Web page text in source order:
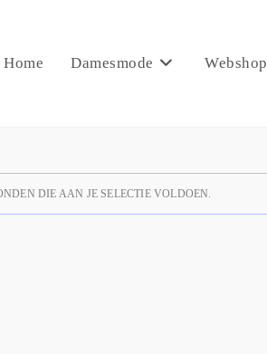
Home Damesmode Webshop
DIE AAN JE SELECTIE VOLDOEN.